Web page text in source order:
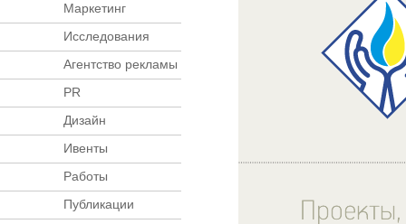
Маркетинг
Исследования
Агентство рекламы
PR
Дизайн
Ивенты
Работы
Публикации